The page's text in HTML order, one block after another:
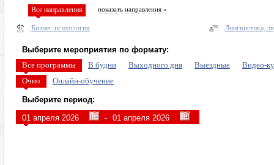
Все направления показать направления »
Бизнес-психология
Диагностика и прогнозирование
Психо и энерго практики общения и переговоров
Управление мышлением
Персональные пси-возможности
Гипноз, интуиция, сны
Лингвистика,
Выберите мероприятия по формату:
Все программы
В будни Выходного дня Выездные
Видео-
Очно
Онлайн-обучение
Выберите период:
-